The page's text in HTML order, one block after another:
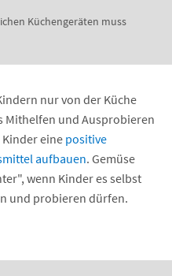
Küchengeräten muss
nur von der Küche
Mithelfen und Ausprobieren
eine positive
aufbauen. Gemüse
wenn Kinder es selbst
und probieren dürfen.